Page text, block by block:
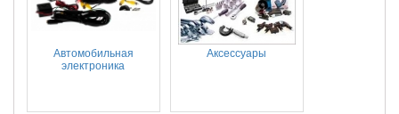
Автомобильная
электроника
Аксессуары